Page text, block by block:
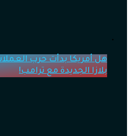
هل أمريكا بدأت حرب
بلازا الجديدة مع ترامب!